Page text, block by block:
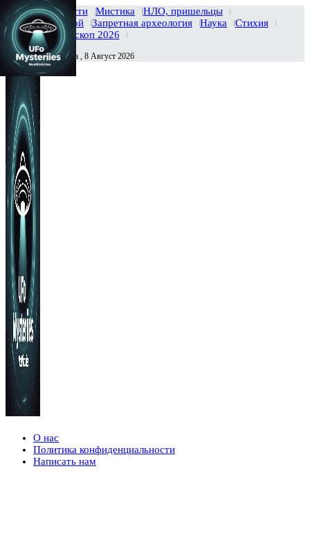
Главная Новости Мистика
НЛО, пришельцы
Тайны вселенной
Запретная археология Наука
Стихия
История
Гороскоп 2026
Сегодня Суббота , 8 Август 2026
О нас
Политика конфиденциальности
Написать нам